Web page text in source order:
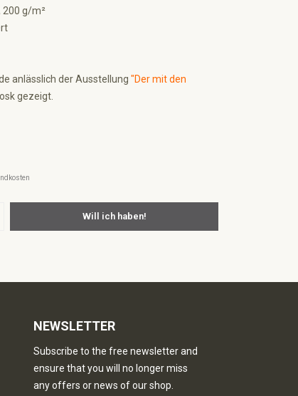
200 g/m²
anlässlich der Ausstellung "Der mit den
gezeigt.
Gib den gewünschten Wert ein
Will ich haben!
NEWSLETTER
Subscribe to the free newsletter and
ensure that you will no longer miss
any offers or news of our shop.